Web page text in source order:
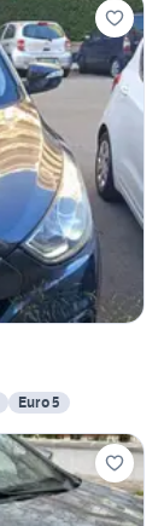
Euro 5